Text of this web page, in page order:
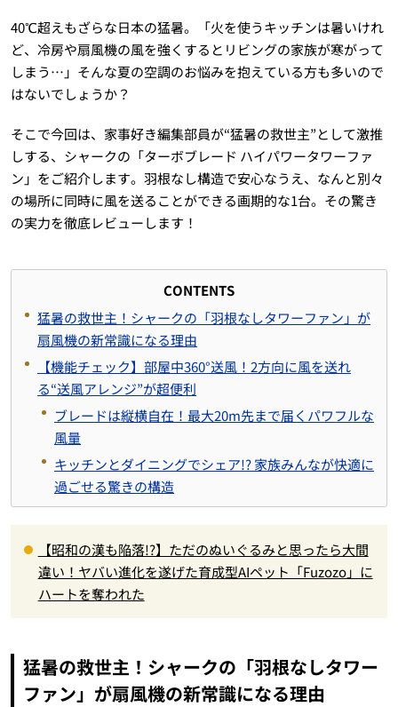
40℃超えもざらな日本の猛暑。「火を使うキッチンは暑いけれ
ど、冷房や扇風機の風を強くするとリビングの家族が寒がって
しまう…」そんな夏の空調のお悩みを抱えている方も多いので
はないでしょうか？
そこで今回は、家事好き編集部員が“猛暑の救世主”として激推
しする、シャークの「ターボブレード ハイパワータワーファ
ン」をご紹介します。羽根なし構造で安心なうえ、なんと別々
の場所に同時に風を送ることができる画期的な1台。その驚き
の実力を徹底レビューします！
CONTENTS
猛暑の救世主！シャークの「羽根なしタワーファン」が
扇風機の新常識になる理由
【機能チェック】部屋中360°送風！2方向に風を送れ
る“送風アレンジ”が超便利
ブレードは縦横自在！最大20m先まで届くパワフルな
風量
キッチンとダイニングでシェア!? 家族みんなが快適に
過ごせる驚きの構造
【昭和の漢も陥落!?】ただのぬいぐるみと思ったら大間
違い！ヤバい進化を遂げた育成型AIペット「Fuzozo」に
ハートを奪われた
猛暑の救世主！シャークの「羽根なしタワー
ファン」が扇風機の新常識になる理由